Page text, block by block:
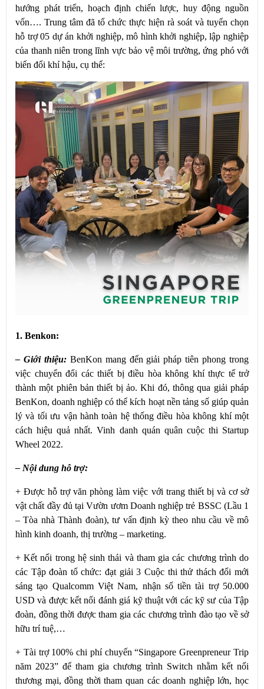
hướng phát triển, hoạch định chiến lược, huy động nguồn
vốn…. Trung tâm đã tổ chức thực hiện rà soát và tuyển chọn
hỗ trợ 05 dự án khởi nghiệp, mô hình khởi nghiệp, lập nghiệp
của thanh niên trong lĩnh vực bảo vệ môi trường, ứng phó với
biến đổi khí hậu, cụ thể:
1. Benkon:
– Giới thiệu:BenKon mang đến giải pháp tiên phong trong
việc chuyển đổi các thiết bị điều hòa không khí thực tế trở
thành một phiên bản thiết bị ảo. Khi đó, thông qua giải pháp
BenKon, doanh nghiệp có thể kích hoạt nền tảng số giúp quản
lý và tối ưu vận hành toàn hệ thống điều hòa không khí một
cách hiệu quả nhất. Vinh danh quán quân cuộc thi Startup
Wheel 2022.
– Nội dung hỗ trợ:
+ Được hỗ trợ văn phòng làm việc với trang thiết bị và cơ sở
vật chất đầy đủ tại Vườn ươm Doanh nghiệp trẻ BSSC (Lầu 1
– Tòa nhà Thành đoàn), tư vấn định kỳ theo nhu cầu về mô
hình kinh doanh, thị trường – marketing.
+ Kết nối trong hệ sinh thái và tham gia các chương trình do
các Tập đoàn tổ chức: đạt giải 3 Cuộc thi thử thách đổi mới
sáng tạo Qualcomm Việt Nam, nhận số tiền tài trợ 50.000
USD và được kết nối đánh giá kỹ thuật với các kỹ sư của Tập
đoàn, đồng thời được tham gia các chương trình đào tạo về sở
hữu trí tuệ,…
+ Tài trợ 100% chi phí chuyến “Singapore Greenpreneur Trip
năm 2023” để tham gia chương trình Switch nhằm kết nối
thương mại, đồng thời tham quan các doanh nghiệp lớn, học